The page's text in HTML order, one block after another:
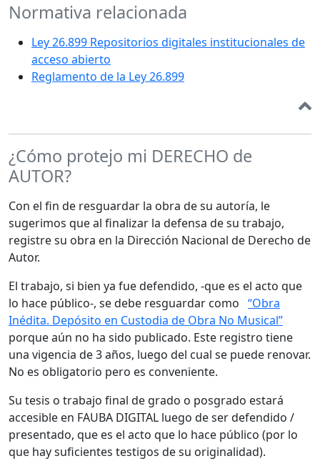
Normativa relacionada
Ley 26.899 Repositorios digitales institucionales de
acceso abierto
Reglamento de la Ley 26.899
¿Cómo protejo mi DERECHO de
AUTOR?
Con el fin de resguardar la obra de su autoría, le
sugerimos que al finalizar la defensa de su trabajo,
registre su obra en la Dirección Nacional de Derecho de
Autor.
El trabajo, si bien ya fue defendido, -que es el acto que
lo hace público-, se debe resguardar como “Obra
Inédita. Depósito en Custodia de Obra No Musical”
porque aún no ha sido publicado. Este registro tiene
una vigencia de 3 años, luego del cual se puede renovar.
No es obligatorio pero es conveniente.
Su tesis o trabajo final de grado o posgrado estará
accesible en FAUBA DIGITAL luego de ser defendido /
presentado, que es el acto que lo hace público (por lo
que hay suficientes testigos de su originalidad).